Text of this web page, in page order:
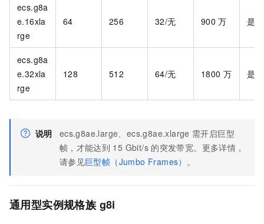
ecs.g8a
e.16xla
rge
64 256 32/无 900 万 是
ecs.g8a
e.32xla
rge
128 512 64/无 1800 万 是
说明 ecs.g8ae.large、ecs.g8ae.xlarge 需开启巨型
帧，才能达到 15 Gbit/s 的突发带宽。更多详情，
请参见巨型帧（Jumbo Frames） 。
通用型实例规格族 g8i